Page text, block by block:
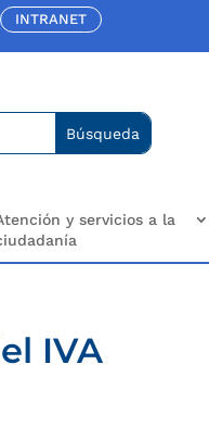
INTRANET
y servicios a la
IVA